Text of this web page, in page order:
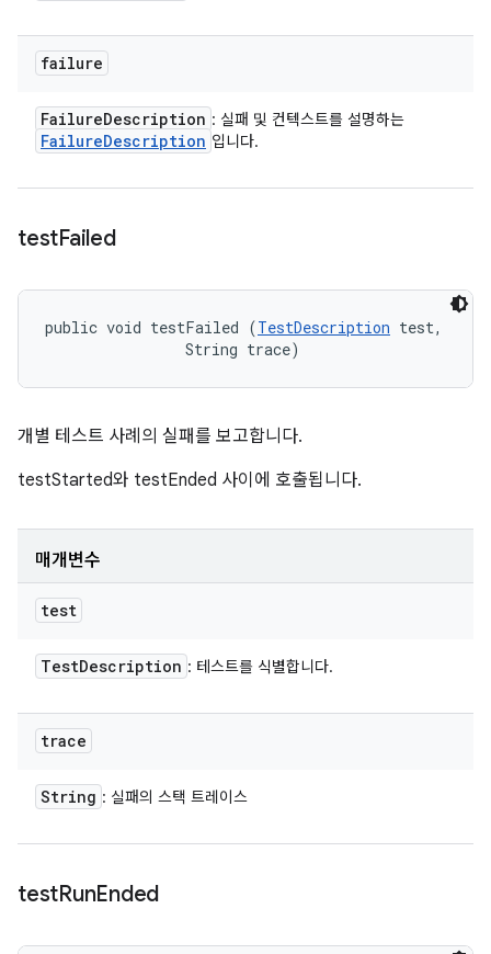
failure
FailureDescription : 실패 및 컨텍스트를 설명하는
FailureDescription 입니다.
testFailed
public void testFailed (TestDescription test,
                String trace)
개별 테스트 사례의 실패를 보고합니다.
testStarted와 testEnded 사이에 호출됩니다.
매개변수
test
TestDescription : 테스트를 식별합니다.
trace
String : 실패의 스택 트레이스
testRunEnded